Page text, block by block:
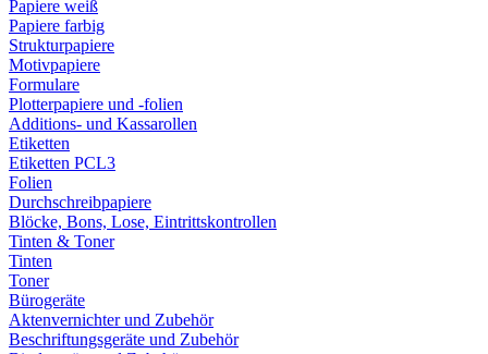
Papiere weiß
Papiere farbig
Strukturpapiere
Motivpapiere
Formulare
Plotterpapiere und -folien
Additions- und Kassarollen
Etiketten
Etiketten PCL3
Folien
Durchschreibpapiere
Blöcke, Bons, Lose, Eintrittskontrollen
Tinten & Toner
Tinten
Toner
Bürogeräte
Aktenvernichter und Zubehör
Beschriftungsgeräte und Zubehör